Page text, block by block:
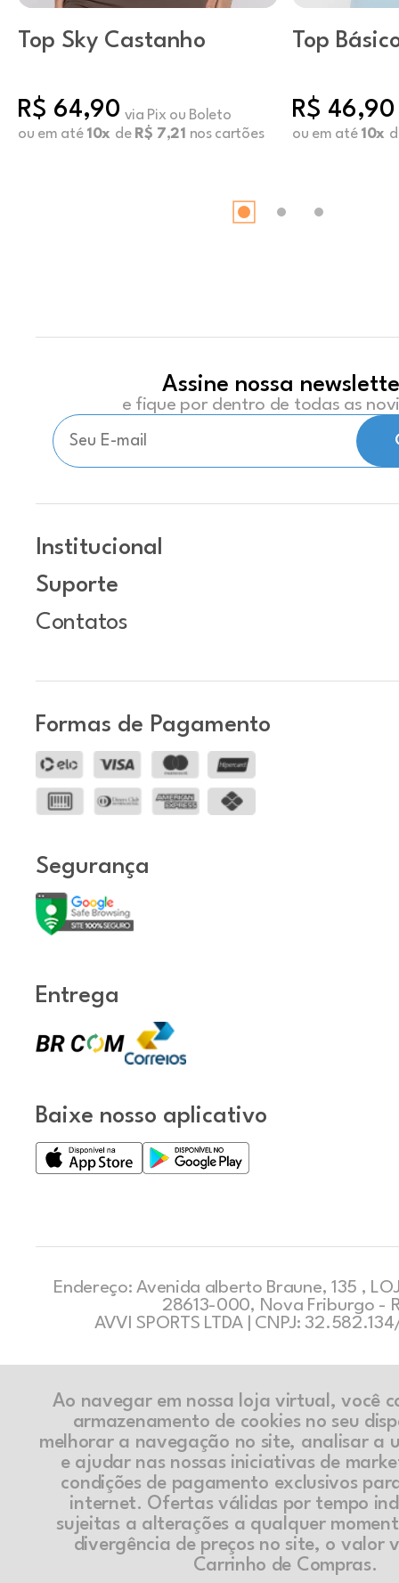
Top Sky Castanho
R$ 64,90 via Pix ou Boleto
ou em até 10x de R$ 7,21 nos cartões
Top
R$ 46,90
ou em até 10x
Assine nossa
e fique por dentro de todas as
Institucional
Suporte
Contatos
Formas de Pagamento
Segurança
Entrega
Baixe nosso aplicativo
Endereço: Avenida alberto Braune, 135 ,
28613-000, Nova Friburgo -
AVVI SPORTS LTDA | CNPJ:
Ao navegar em nossa loja virtual, você
armazenamento de cookies no seu
melhorar a navegação no site, analisar a
e ajudar nas nossas iniciativas de
condições de pagamento exclusivos
internet. Ofertas válidas por tempo
sujeitas a alterações a qualquer
divergência de preços no site, o valor
Carrinho de Compras.